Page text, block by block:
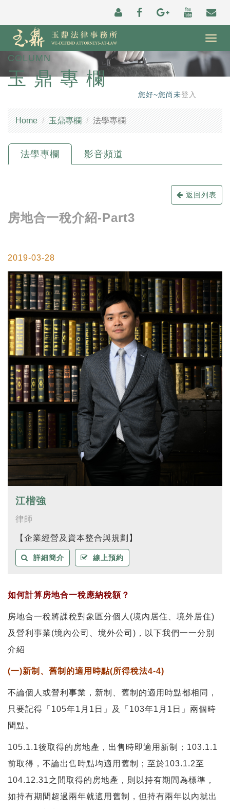
COLUMN
玉鼎專欄
您好~您尚未登入
Home 玉鼎專欄 法學專欄
法學專欄 影音頻道
返回列表
房地合一稅介紹-Part3
2019-03-28
江楷強
律師
【企業經營及資本整合與規劃】
詳細簡介 線上預約
如何計算房地合一稅應納稅額？
房地合一稅將課稅對象區分個人(境內居住、境外居住)
及營利事業(境內公司、境外公司)，以下我們一一分別
介紹
(一)新制、舊制的適用時點(所得稅法4-4)
不論個人或營利事業，新制、舊制的適用時點都相同，
只要記得「105年1月1日」及「103年1月1日」兩個時
間點。
105.1.1後取得的房地產，出售時即適用新制；103.1.1
前取得，不論出售時點均適用舊制；至於103.1.2至
104.12.31之間取得的房地產，則以持有期間為標準，
如持有期間超過兩年就適用舊制，但持有兩年以內就出